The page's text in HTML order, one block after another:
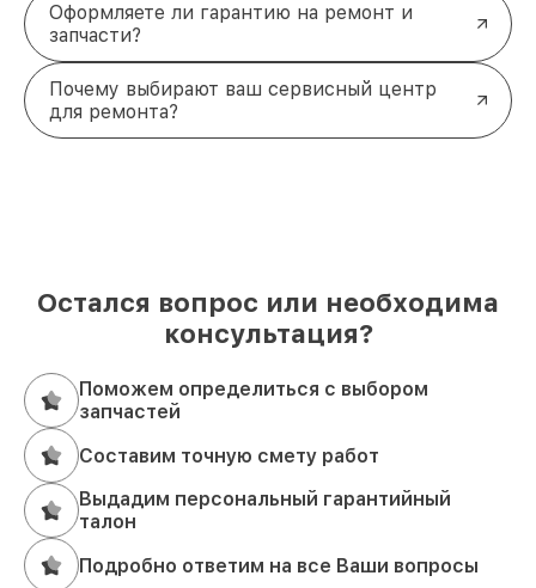
Оформляете ли гарантию на ремонт и
запчасти?
Почему выбирают ваш сервисный центр
для ремонта?
Остался вопрос или необходима
консультация?
Поможем определиться с выбором
запчастей
Составим точную смету работ
Выдадим персональный гарантийный
талон
Подробно ответим на все Ваши вопросы